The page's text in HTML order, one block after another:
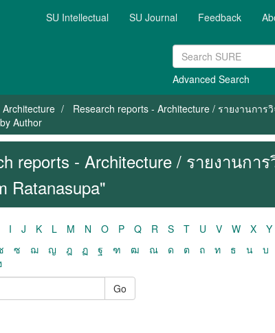
SU Intellectual SU Journal Feedback
Advanced Search
Architecture
Research reports - Architecture / รายงานการ
Author
reports - Architecture / รายงานก
Ratanasupa"
I J K L M N O P Q R S T U V W X Y
ซ ฌ ญ ฎ ฏ ฐ ฑ ฒ ณ ด ต ถ ท ธ น บ
Go